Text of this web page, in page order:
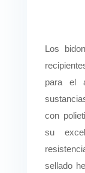
Los
para el
con
su
sellado